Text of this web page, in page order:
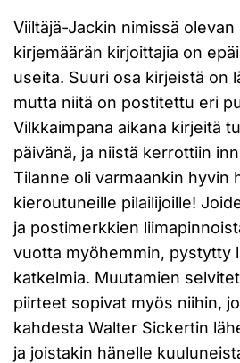
Viiltäjä-Jackin nimissä olevan
kirjemäärän kirjoittajia on
useita. Suuri osa kirjeistä on
mutta niitä on postitettu eri
Vilkkaimpana aikana kirjeitä
päivänä, ja niistä kerrottiin
Tilanne oli varmaankin hyvin
kieroutuneille pilailijoille!
ja postimerkkien
vuotta myöhemmin, pystytty
katkelmia. Muutamien
piirteet sopivat myös niihin,
kahdesta Walter Sickertin
ja joistakin hänelle